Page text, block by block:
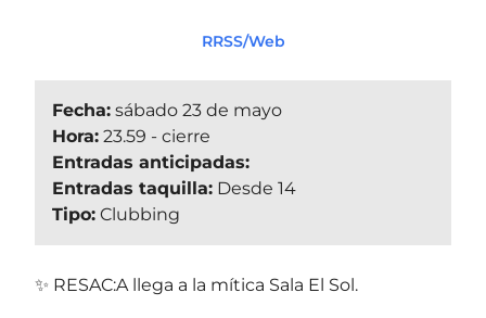
RRSS/Web
Fecha: sábado 23 de mayo
Hora: 23.59 - cierre
Entradas anticipadas:
Entradas taquilla: Desde 14
Tipo: Clubbing
✨ RESAC:A llega a la mítica Sala El Sol.